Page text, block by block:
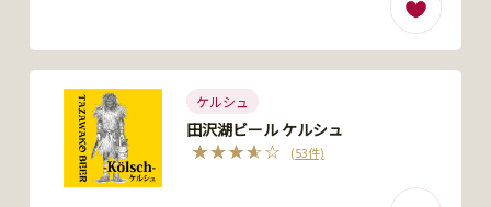
ケルシュ
田沢湖ビール ケルシュ
(53件)